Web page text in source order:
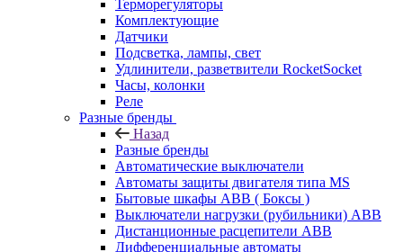
Терморегуляторы
Комплектующие
Датчики
Подсветка, лампы, свет
Удлинители, разветвители RocketSocket
Часы, колонки
Реле
Разные бренды
Назад
Разные бренды
Автоматические выключатели
Автоматы защиты двигателя типа MS
Бытовые шкафы ABB ( Боксы )
Выключатели нагрузки (рубильники) ABB
Дистанционные расцепители ABB
Дифференциальные автоматы